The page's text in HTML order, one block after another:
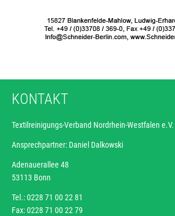
KONTAKT
Textilreinigungs-Verband Nordrhein-Westfalen e.V.
Ansprechpartner: Daniel Dalkowski
Adenauerallee 48
53113 Bonn
Tel.: 0228 71 00 22 81
Fax: 0228 71 00 22 79